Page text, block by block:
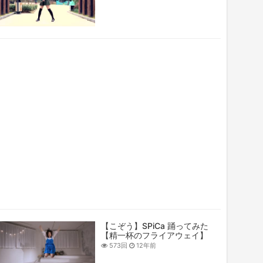
【こぞう】SPiCa 踊ってみた
【精一杯のフライアウェイ】
573回 12年前